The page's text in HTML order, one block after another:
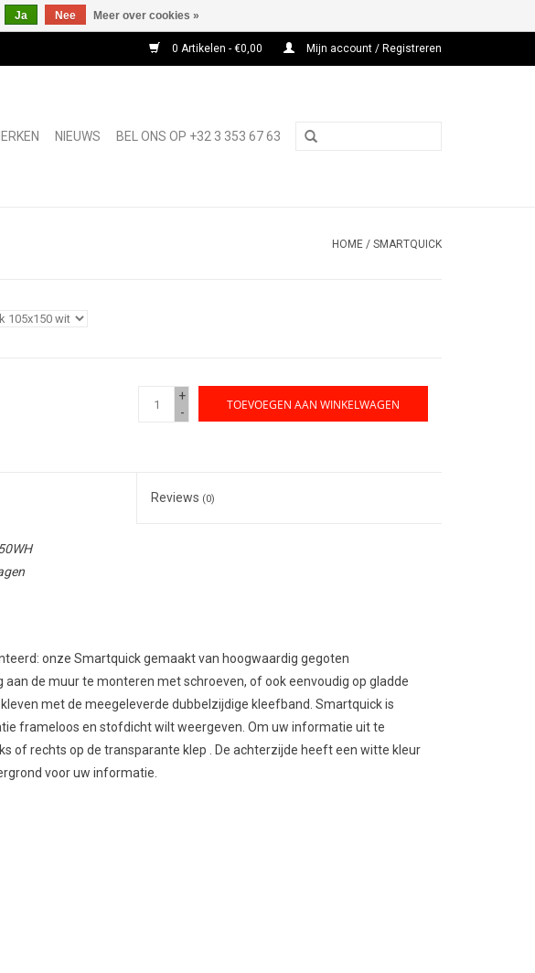
0 Artikelen - €0,00 Mijn account / Registreren
NIEUWS BEL ONS OP +32 3 353 67 63
HOME / SMARTQUICK
+
-
TOEVOEGEN AAN WINKELWAGEN
Reviews (0)
onze Smartquick gemaakt van hoogwaardig gegoten
aan de muur te monteren met schroeven, of ook eenvoudig op gladde
met de meegeleverde dubbelzijdige kleefband. Smartquick is
frameloos en stofdicht wilt weergeven. Om uw informatie uit te
of rechts op de transparante klep . De achterzijde heeft een witte kleur
voor uw informatie.
Ja Nee Meer over cookies »